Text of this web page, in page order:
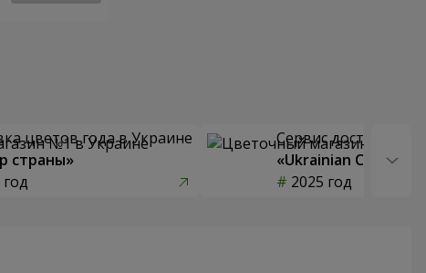
цветов года в Украине
страны»
Сервис доставки
«Ukrainian Choice»
2025 год